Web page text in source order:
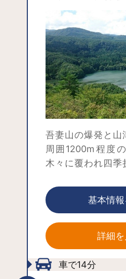
吾妻山の爆発と山
周囲1200m程度
木々に覆われ四季
沼。この環境を生
ック体験やボート
基本情
詳細
車で14分